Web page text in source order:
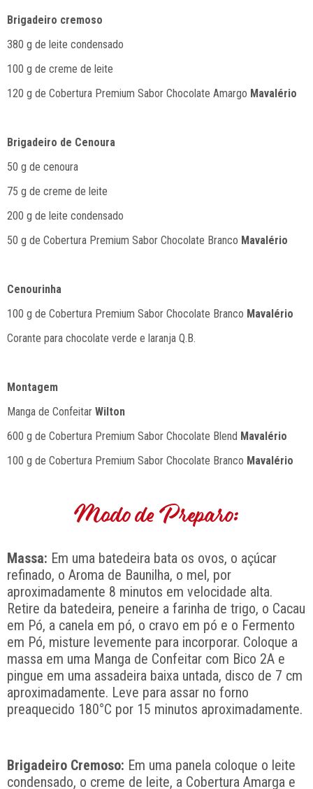
Brigadeiro cremoso
380 g de leite condensado
100 g de creme de leite
120 g de Cobertura Premium Sabor Chocolate Amargo Mavalério
Brigadeiro de Cenoura
50 g de cenoura
75 g de creme de leite
200 g de leite condensado
50 g de Cobertura Premium Sabor Chocolate Branco Mavalério
Cenourinha
100 g de Cobertura Premium Sabor Chocolate Branco Mavalério
Corante para chocolate verde e laranja Q.B.
Montagem
Manga de Confeitar Wilton
600 g de Cobertura Premium Sabor Chocolate Blend Mavalério
100 g de Cobertura Premium Sabor Chocolate Branco Mavalério
Modo de Preparo:
Massa: Em uma batedeira bata os ovos, o açúcar
refinado, o Aroma de Baunilha, o mel, por
aproximadamente 8 minutos em velocidade alta.
Retire da batedeira, peneire a farinha de trigo, o Cacau
em Pó, a canela em pó, o cravo em pó e o Fermento
em Pó, misture levemente para incorporar. Coloque a
massa em uma Manga de Confeitar com Bico 2A e
pingue em uma assadeira baixa untada, disco de 7 cm
aproximadamente. Leve para assar no forno
preaquecido 180°C por 15 minutos aproximadamente.
Brigadeiro Cremoso: Em uma panela coloque o leite
condensado, o creme de leite, a Cobertura Amarga e